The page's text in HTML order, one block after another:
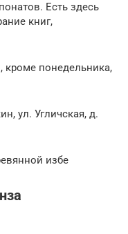
Есть здесь
книг,
понедельника,
ул. Угличская, д.
избе